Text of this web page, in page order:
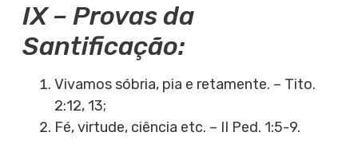
IX – Provas da
Santificação:
Vivamos sóbria, pia e retamente. – Tito.
2:12, 13;
Fé, virtude, ciência etc. – II Ped. 1:5-9.